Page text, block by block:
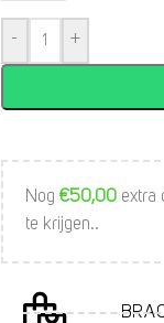
- +
Nog €50,00extra
te krijgen..